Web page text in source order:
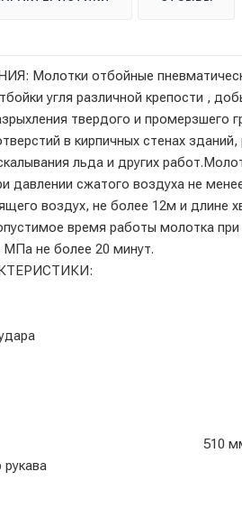
Молотки отбойные
угля различной крепости ,
твердого и промерзшего
в кирпичных стенах зданий,
льда и других
давлении сжатого воздуха не
воздух, не более 12м и длине
время работы молотка при
МПа не более 20 минут.
875
удара
7,4
510
диаметр